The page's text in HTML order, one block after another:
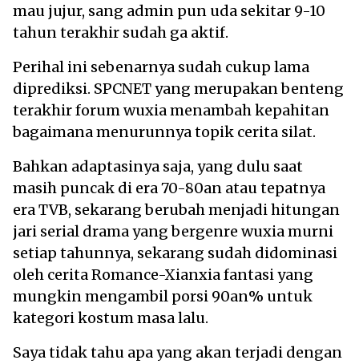
mau jujur, sang admin pun uda sekitar 9-10
tahun terakhir sudah ga aktif.
Perihal ini sebenarnya sudah cukup lama
diprediksi. SPCNET yang merupakan benteng
terakhir forum wuxia menambah kepahitan
bagaimana menurunnya topik cerita silat.
Bahkan adaptasinya saja, yang dulu saat
masih puncak di era 70-80an atau tepatnya
era TVB, sekarang berubah menjadi hitungan
jari serial drama yang bergenre wuxia murni
setiap tahunnya, sekarang sudah didominasi
oleh cerita Romance-Xianxia fantasi yang
mungkin mengambil porsi 90an% untuk
kategori kostum masa lalu.
Saya tidak tahu apa yang akan terjadi dengan